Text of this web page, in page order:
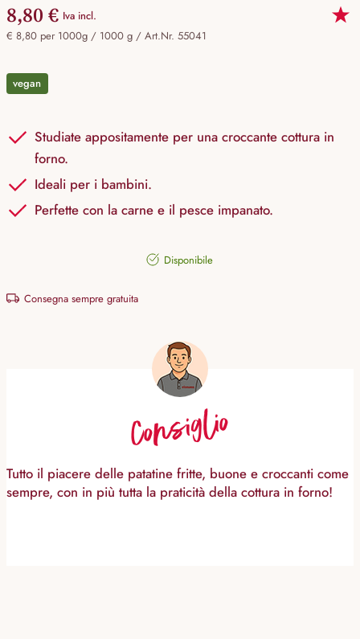
8,80 € Iva incl.
€ 8,80 per 1000g / 1000 g / Art.Nr. 55041
vegan
Studiate appositamente per una croccante cottura in
forno.
Ideali per i bambini.
Perfette con la carne e il pesce impanato.
Disponibile
Consegna sempre gratuita
Consiglio
Tutto il piacere delle patatine fritte, buone e croccanti come
sempre, con in più tutta la praticità della cottura in forno!